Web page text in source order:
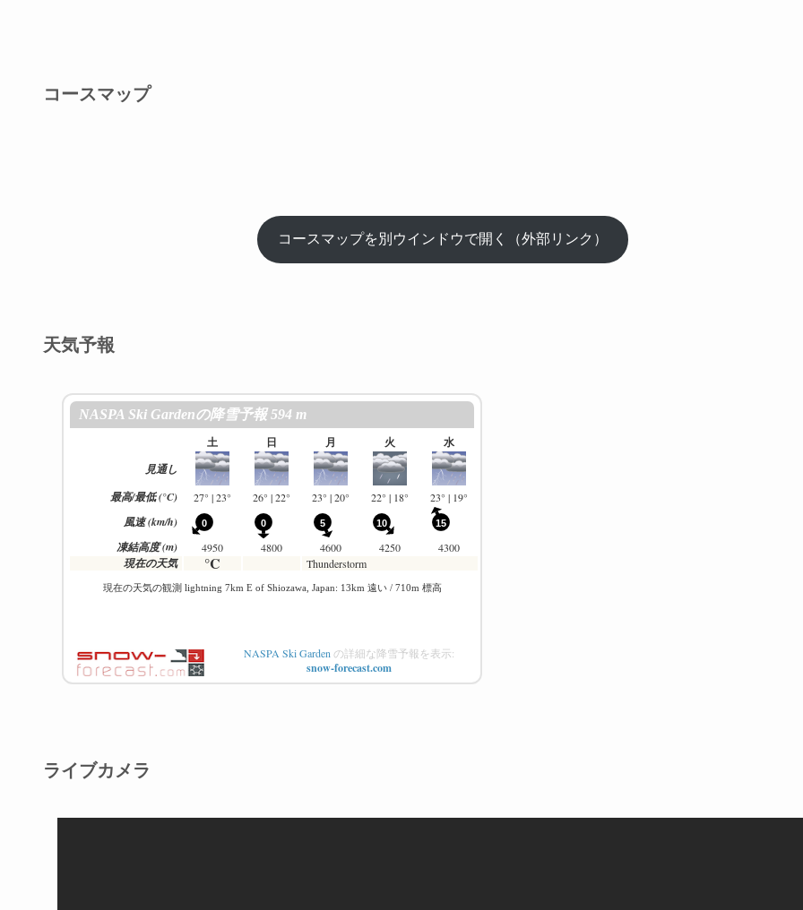
コースマップ
コースマップを別ウインドウで開く（外部リンク）
天気予報
NASPA Ski Garden の詳細な降雪予報を表示:
snow-forecast.com
ライブカメラ